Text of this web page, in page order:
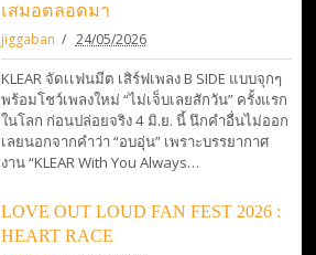
เสมอตลอดมา
jiggaban 24/05/2026
KLEAR จัดเเฟนมีต เสิร์ฟเพลง B SIDE แบบจุกๆ
พร้อมโชว์เพลงใหม่ “ไม่เจ็บเลยสักวัน” ครั้งแรก
ในโลก ก่อนปล่อยจริง 4 มิ.ย. นี้ นึกคำอื่นไม่ออก
เลยนอกจากคำว่า “อบอุ่น” เพราะบรรยากาศ
งาน “KLEAR With You Always…
LOVE OUT LOUD FAN FEST 2026 :
HEART RACE